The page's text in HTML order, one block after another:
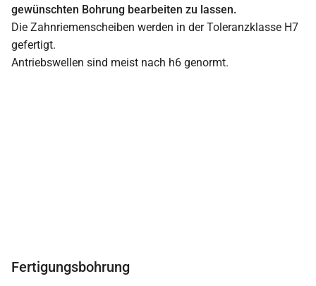
gewünschten Bohrung bearbeiten zu lassen.
Die Zahnriemenscheiben werden in der Toleranzklasse H7
gefertigt.
Antriebswellen sind meist nach h6 genormt.
Fertigungsbohrung